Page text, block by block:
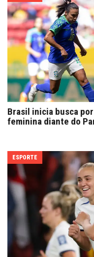
Brasil inicia busca
feminina diante do
ESPORTE